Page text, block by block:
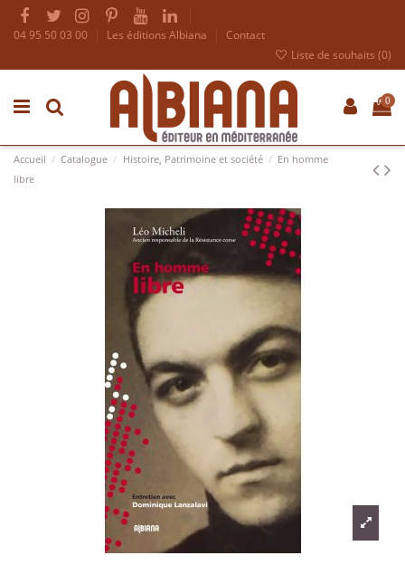
04 95 50 03 00 Les éditions Albiana
Contact
Liste de souhaits (0)
0
Accueil Catalogue Histoire, Patrimoine et société
En homme
libre